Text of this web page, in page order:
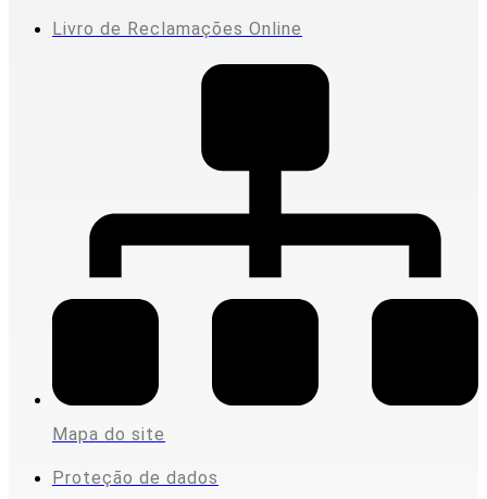
Livro de Reclamações Online
Mapa do site
Proteção de dados